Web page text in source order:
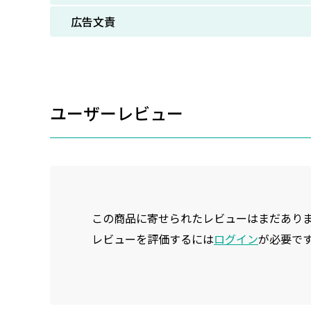
広告文責
ユーザーレビュー
この商品に寄せられたレビューはまだあり
レビューを評価するにはログインが必要です